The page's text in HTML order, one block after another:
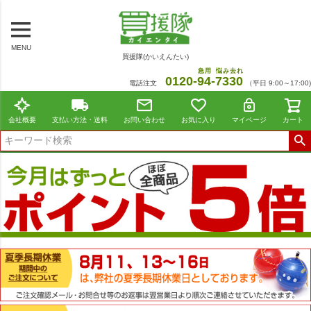
MENU
買援隊(かいえんたい)
電話注文 0120-94
急用
-7330
悩み去れ
（平日 9:00～17:00)
会社概要 支払い方法・送料 お問い合わせ お気に入り マイページ カート